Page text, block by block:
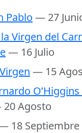
Pablo — 27
Virgen del
— 16 Julio
— 15
Agosto
18 Septiembre